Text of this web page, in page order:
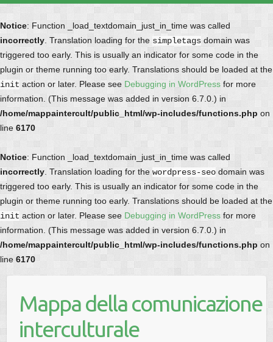
Notice: Function _load_textdomain_just_in_time was called
incorrectly . Translation loading for the simpletags domain was
triggered too early. This is usually an indicator for some code in the
plugin or theme running too early. Translations should be loaded at the
init action or later. Please see Debugging in WordPress for more
information. (This message was added in version 6.7.0.) in
/home/mappaintercult/public_html/wp-includes/functions.php on
line 6170
Notice: Function _load_textdomain_just_in_time was called
incorrectly . Translation loading for the wordpress-seo domain was
triggered too early. This is usually an indicator for some code in the
plugin or theme running too early. Translations should be loaded at the
init action or later. Please see Debugging in WordPress for more
information. (This message was added in version 6.7.0.) in
/home/mappaintercult/public_html/wp-includes/functions.php on
line 6170
Mappa della comunicazione
interculturale